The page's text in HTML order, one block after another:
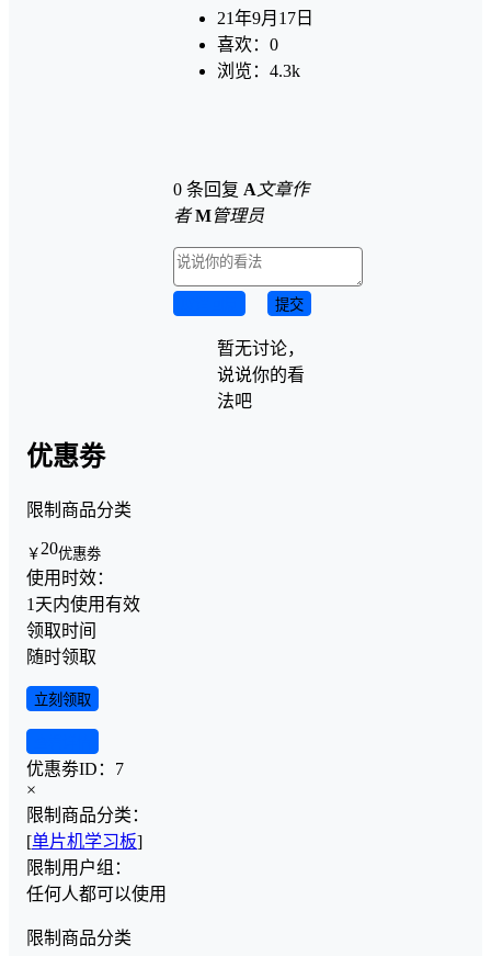
21年9月17日
喜欢： 0
浏览： 4.3k
0 条回复 A 文章作
者 M管理员
提交
暂无讨论，
说说你的看
法吧
优惠劵
限制商品分类
￥ 20优惠劵
使用时效：
1天内使用有效
领取时间
随时领取
立刻领取
优惠劵ID： 7
×
限制商品分类：
[单片机学习板]
限制用户组：
任何人都可以使用
限制商品分类